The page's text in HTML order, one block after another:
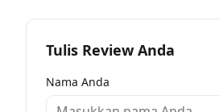
Tulis Review Anda
Nama Anda